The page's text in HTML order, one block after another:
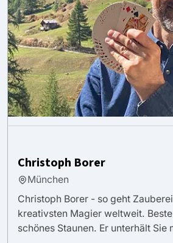
Christoph Borer
München
Christoph Borer - so geht
kreativsten Magier weltweit.
schönes Staunen. Er unterhält Sie